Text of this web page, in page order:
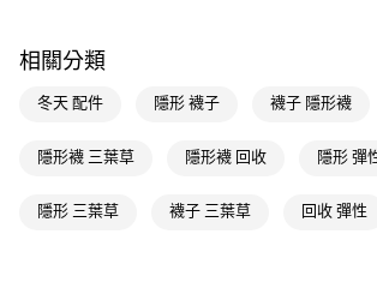
每筆NT$80，滿NT$1,500(含以上)免運費
付款後全家取貨
每筆NT$80，滿NT$1,500(含以上)免運費
相關分類
冬天 配件 隱形 襪子 襪子 隱形襪
隱形襪 三葉草 隱形襪 回收 隱形 彈
隱形 三葉草 襪子 三葉草 回收 彈性